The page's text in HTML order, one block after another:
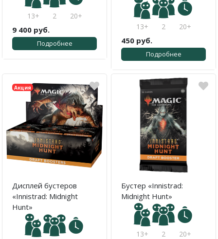
13+ 2 20+
9 400 руб.
Подробнее
13+ 2 20+
450 руб.
Подробнее
Акция
Дисплей бустеров
«Innistrad: Midnight
Hunt»
Бустер «Innistrad:
Midnight Hunt»
13+ 2 20+